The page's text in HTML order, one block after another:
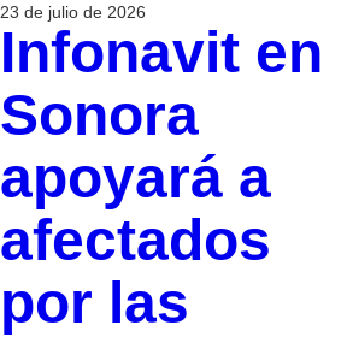
23 de julio de 2026
Infonavit en
Sonora
apoyará a
afectados
por las